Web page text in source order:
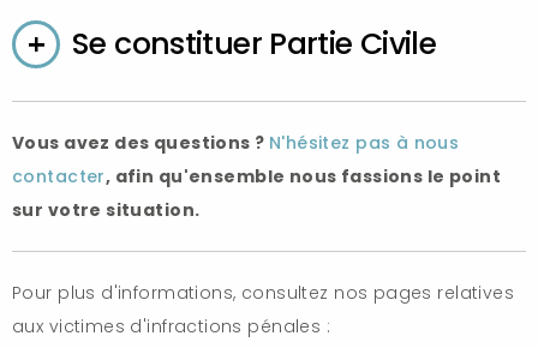
Se constituer Partie Civile
Vous avez des questions ? N'hésitez pas à nous
contacter, afin qu'ensemble nous fassions le point
sur votre situation.
Pour plus d'informations, consultez nos pages relatives
aux victimes d'infractions pénales :